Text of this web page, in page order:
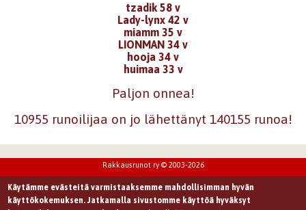
tzadik 58 v
Lady-lynx 42 v
miamm 35 v
LIONMAN 34 v
hooja 34 v
huimaa 33 v
Paljon onnea!
10955 runoilijaa on jo lähettänyt 140155 runoa!
Rakkausrunot ry © 2003-2026
Käytämme evästeitä varmistaaksemme mahdollisimman hyvän
käyttökokemuksen. Jatkamalla sivustomme käyttöä hyväksyt